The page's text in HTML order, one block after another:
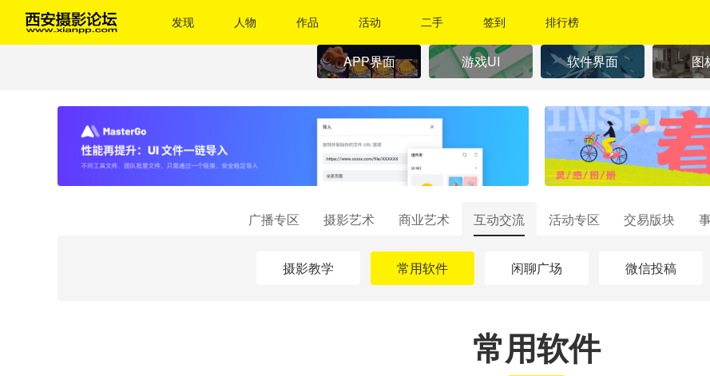
发现 人物 作品 活动 二手 签到 排行榜
APP界面 游戏UI 软件界面 图
广播专区 摄影艺术 商业艺术 互动交流 活动专区 交易版块
摄影教学 常用软件 闲聊广场 微信投稿
常用软件